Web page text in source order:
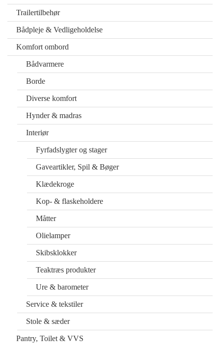
Trailertilbehør
Bådpleje & Vedligeholdelse
Komfort ombord
Bådvarmere
Borde
Diverse komfort
Hynder & madras
Interiør
Fyrfadslygter og stager
Gaveartikler, Spil & Bøger
Klædekroge
Kop- & flaskeholdere
Måtter
Olielamper
Skibsklokker
Teaktræs produkter
Ure & barometer
Service & tekstiler
Stole & sæder
Pantry, Toilet & VVS